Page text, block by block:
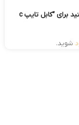
اولین نفری باشید که دیدگاهی را ارسال می کنید برای “کابل تایپ c
شوید.